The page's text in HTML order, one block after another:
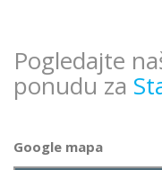
Pogledajte
ponudu za
Google mapa